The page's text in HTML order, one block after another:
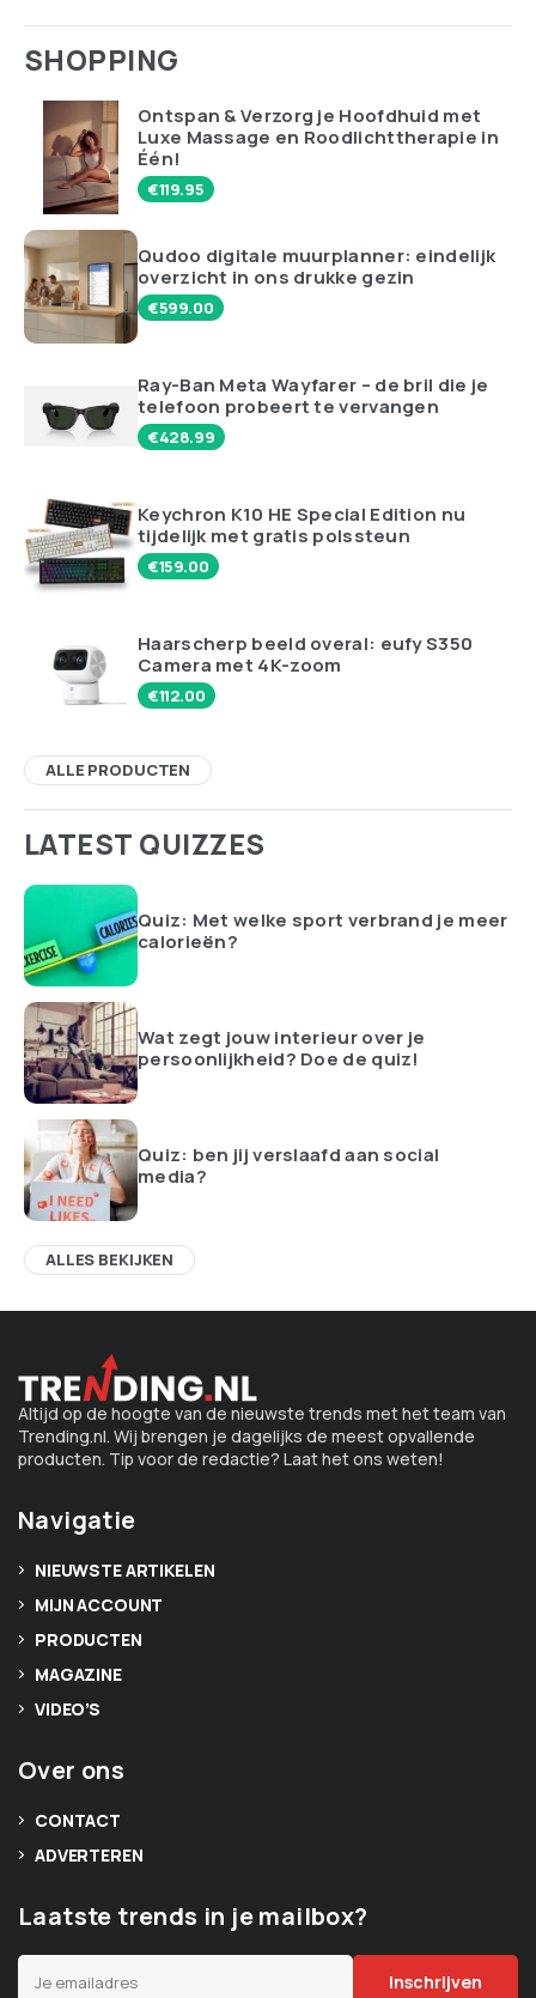
SHOPPING
Ontspan & Verzorg je Hoofdhuid met
Luxe Massage en Roodlichttherapie in
Één!
€119.95
Qudoo digitale muurplanner: eindelijk
overzicht in ons drukke gezin
€599.00
Ray-Ban Meta Wayfarer – de bril die je
telefoon probeert te vervangen
€428.99
Keychron K10 HE Special Edition nu
tijdelijk met gratis polssteun
€159.00
Haarscherp beeld overal: eufy S350
Camera met 4K-zoom
€112.00
ALLE PRODUCTEN
LATEST QUIZZES
Quiz: Met welke sport verbrand je meer
calorieën?
Wat zegt jouw interieur over je
persoonlijkheid? Doe de quiz!
Quiz: ben jij verslaafd aan social
media?
ALLES BEKIJKEN
Altijd op de hoogte van de nieuwste trends met het team van
Trending.nl. Wij brengen je dagelijks de meest opvallende
producten. Tip voor de redactie? Laat het ons weten!
Navigatie
NIEUWSTE ARTIKELEN
MIJN ACCOUNT
PRODUCTEN
MAGAZINE
VIDEO’S
Over ons
CONTACT
ADVERTEREN
Laatste trends in je mailbox?